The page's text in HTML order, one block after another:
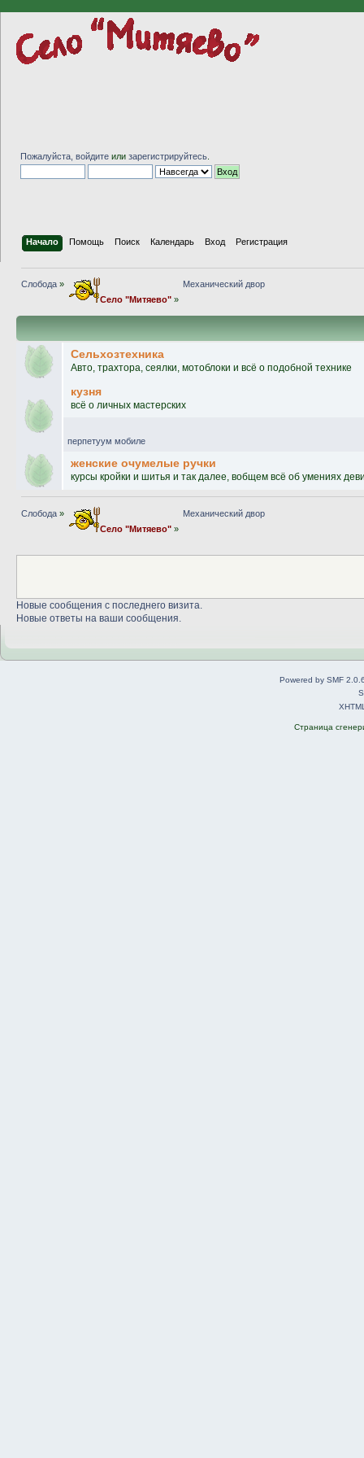
Пожалуйста, войдите или зарегистрируйтесь
Начало Помощь Поиск Календарь Вход Регистрация
Слобода »
Село "Митяево"»
Механический двор
Сельхозтехника
Авто, трахтора, сеялки, мотоблоки и всё о подобной технике
кузня
всё о личных мастерских
перпетуум мобиле
женские очумелые ручки
курсы кройки и шитья и так далее, вобщем всё об умениях
Слобода »
Село "Митяево"»
Механический двор
Новые сообщения с последнего визита.
Новые ответы на ваши сообщения.
Powered by SMF
Страница